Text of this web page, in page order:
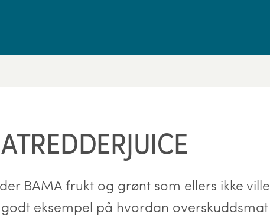
BAMA frukt og grønt som ellers ikke ville
eksempel på hvordan overskuddsmat